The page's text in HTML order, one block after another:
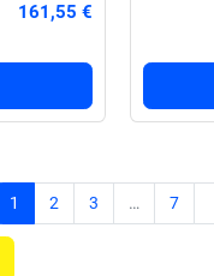
161,55 €
1 2 3 … 7